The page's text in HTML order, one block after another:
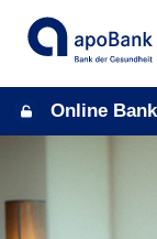
Online